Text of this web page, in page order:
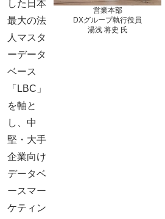
営業本部
DXグループ執行役員
湯浅 将史 氏
した日本
最大の法
人マスタ
ーデータ
ベース
「LBC」
を軸と
し、中
堅・大手
企業向け
データベ
ースマー
ケティン